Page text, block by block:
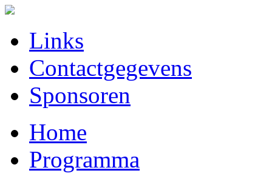
Links
Contactgegevens
Sponsoren
Home
Programma